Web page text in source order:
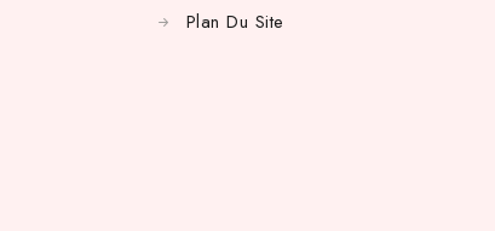
Plan Du Site